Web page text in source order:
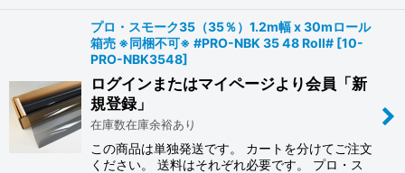
プロ・スモーク35（35％）1.2m幅 x 30mロール
箱売 ※同梱不可※ #PRO-NBK 35 48 Roll# [10-
PRO-NBK3548]
ログインまたはマイページより会員「新
規登録」
在庫数在庫余裕あり
この商品は単独発送です。 カートを分けてご注文
ください。 送料はそれぞれ必要です。 プロ・ス